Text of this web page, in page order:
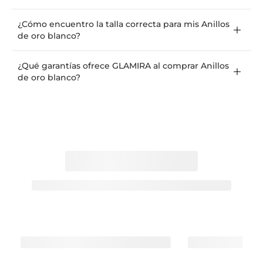
¿Cómo encuentro la talla correcta para mis Anillos
de oro blanco?
¿Qué garantías ofrece GLAMIRA al comprar Anillos
de oro blanco?